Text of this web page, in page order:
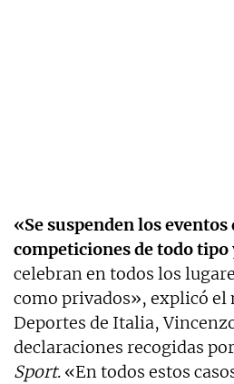
«Se suspenden los
competiciones de todo tipo
celebran en todos los
como privados», explicó el
Deportes de Italia,
declaraciones recogidas
Sport. «En todos estos